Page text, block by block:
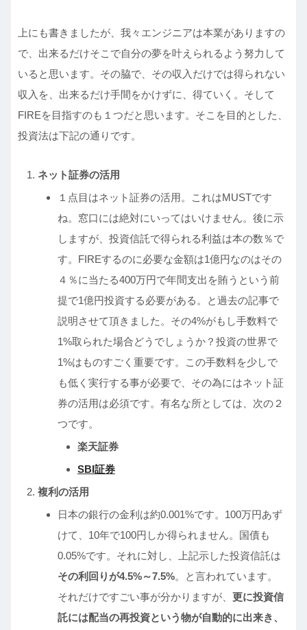
上にも書きましたが、我々エンジニアは本業がありますの
で、出来るだけそこで自分の夢を叶えられるよう努力して
いると思います。その脇で、その収入だけでは得られない
収入を、出来るだけ手間をかけずに、得ていく。そして
FIREを目指すのも１つだと思います。そこを目的とした、
投資法は下記の通りです。
ネット証券の活用
１点目はネット証券の活用。これはMUSTです
ね。窓口には絶対にいってはいけません。後に示
しますが、投資信託で得られる利益は本の数％で
す。FIREするのに必要な金額は1億円なのはその
４％に当たる400万円で年間支出を賄うという前
提で1億円投資する必要がある。と過去の記事で
説明させて頂きました。その4%がもし手数料で
1%取られた場合どうでしょうか？投資の世界で
1%はものすごく重要です。この手数料を少しで
も低く実行する事が必要で、その為にはネット証
券の活用は必須です。有名な所としては、次の２
つです。
楽天証券
SBI証券
複利の活用
日本の銀行の金利は約0.001%です。100万円あず
けて、10年で100円しか得られません。国債も
0.05%です。それに対し、上記示した投資信託は
その利回りが4.5%～7.5%。と言われています。
それだけですごい事が分かりますが、 更に投資信
託には配当の再投資という物が自動的に出来き、